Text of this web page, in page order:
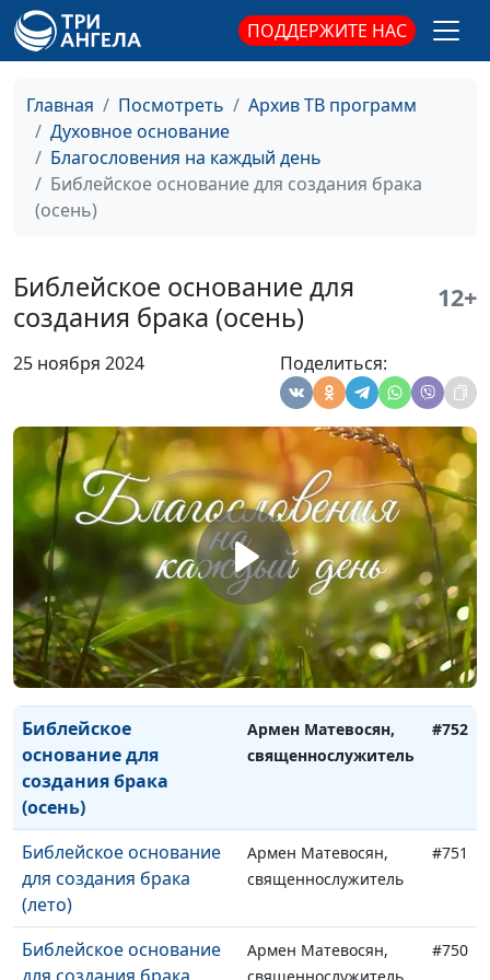
ПОДДЕРЖИТЕ НАС
Главная Посмотреть
Архив ТВ программ
Духовное основание
Благословения на каждый день
Библейское основание для создания брака
(осень)
Библейское основание для
создания брака (осень)
12+
25 ноября 2024 Поделиться:
Величие Христа в
нашей жизни (зима)
Армен Матевосян,
священнослужитель
#762
нашей жизни (весна)
священнослужитель
По жизни с верой
(осень)
Армен Матевосян,
священнослужитель
По жизни с верой
(зима)
Армен Матевосян,
священнослужитель
#758
По жизни с верой
Армен Матевосян,
священнослужитель
#757
Воплощение Христа и
наш отклик (осень)
Армен Матевосян,
священнослужитель
#756
Воплощение Христа и
наш отклик (лето)
Армен Матевосян,
священнослужитель
#755
Воплощение Христа и
наш отклик (зима)
Армен Матевосян,
священнослужитель
#754
Воплощение Христа и
наш отклик (весна)
Армен Матевосян,
священнослужитель
#753
Библейское
основание для
создания брака
(осень)
Армен Матевосян,
священнослужитель
#752
Библейское основание
для создания брака
(лето)
Армен Матевосян,
священнослужитель
#751
Библейское основание
для создания брака
Армен Матевосян,
священнослужитель
#750